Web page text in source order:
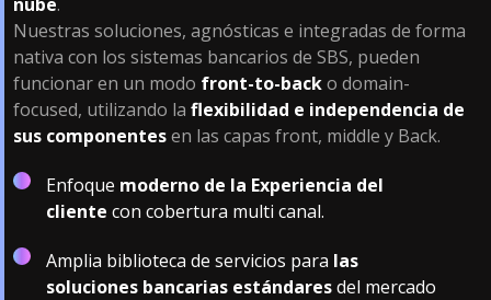
Nuestras soluciones, agnósticas e integradas de forma
nativa con los sistemas bancarios de SBS, pueden
funcionar en un modo front-to-backo domain-
focused, utilizando la flexibilidad e independencia de
sus componentesen las capas front, middle y Back.
Enfoque moderno de la Experiencia del
cliente con cobertura multi canal.
Amplia biblioteca de servicios para las
soluciones bancarias estándaresdel mercado